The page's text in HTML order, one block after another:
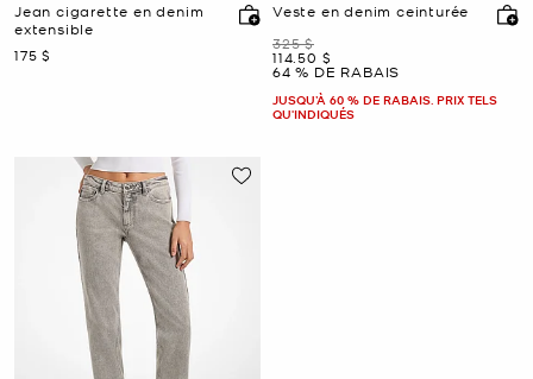
Jean cigarette en denim
extensible
maintenant
175 $
Veste en denim ceinturée
était
325 $
maintenant
114.50 $
64 % DE RABAIS
JUSQU’À 60 % DE RABAIS. PRIX TELS
QU'INDIQUÉS